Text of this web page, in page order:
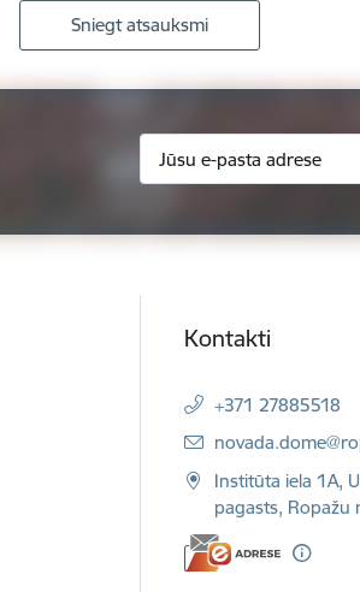
Sniegt atsauksmi
Kontakti
+371 27885518
E-pasts:
Institūta iela 1A,
pagasts, Ropažu